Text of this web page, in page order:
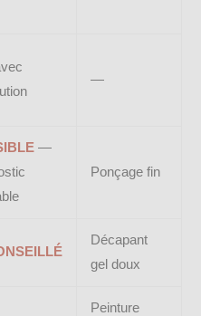
—
—
Ponçage fin
Décapant
gel doux
Peinture